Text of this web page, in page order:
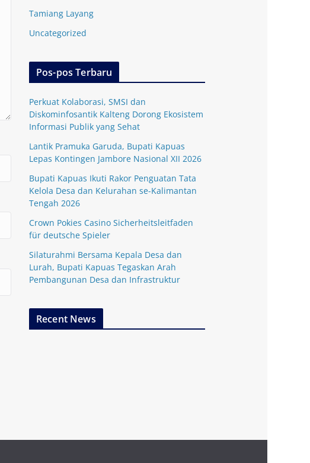
Tamiang Layang
Uncategorized
Pos-pos Terbaru
Perkuat Kolaborasi, SMSI dan
Diskominfosantik Kalteng Dorong Ekosistem
Informasi Publik yang Sehat
Lantik Pramuka Garuda, Bupati Kapuas
Lepas Kontingen Jambore Nasional XII 2026
Bupati Kapuas Ikuti Rakor Penguatan Tata
Kelola Desa dan Kelurahan se-Kalimantan
Tengah 2026
Crown Pokies Casino Sicherheitsleitfaden
für deutsche Spieler
Silaturahmi Bersama Kepala Desa dan
Lurah, Bupati Kapuas Tegaskan Arah
Pembangunan Desa dan Infrastruktur
Recent News